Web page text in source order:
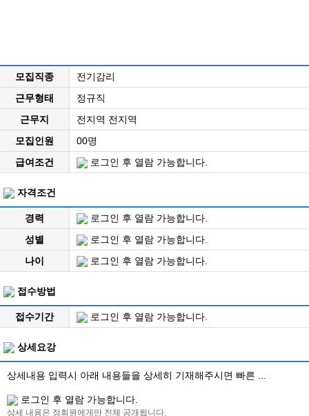
모집직종
전기감리
근무형태
정규직
근무지
전지역 전지역
모집인원
00명
급여조건
로그인 후 열람 가능합니다.
자격조건
경력
로그인 후 열람 가능합니다.
성별
로그인 후 열람 가능합니다.
나이
로그인 후 열람 가능합니다.
접수방법
접수기간 로그인 후 열람 가능합니다.
상세요강
상세내용 입력시 아래 내용들을 상세히 기재해주시면 빠른 ...
로그인 후 열람 가능합니다.
상세 내용은 정회원에게만 전체 공개됩니다.